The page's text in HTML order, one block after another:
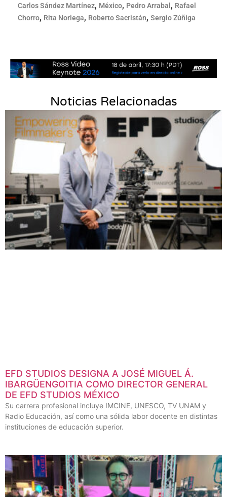
Carlos Sández Martínez, México, Pedro Arrabal , Rafael
Chorro, Rita Noriega, Roberto Sacristán, Sergio Zúñiga
Noticias Relacionadas
EFD STUDIOS DESIGNA A JOSÉ MIGUEL Á.
IBARGÜENGOITIA COMO DIRECTOR GENERAL
DE EFD STUDIOS MÉXICO
Su carrera profesional incluye IMCINE, UNESCO, TV UNAM y
Radio Educación, así como una sólida labor docente en distintas
instituciones de educación superior.